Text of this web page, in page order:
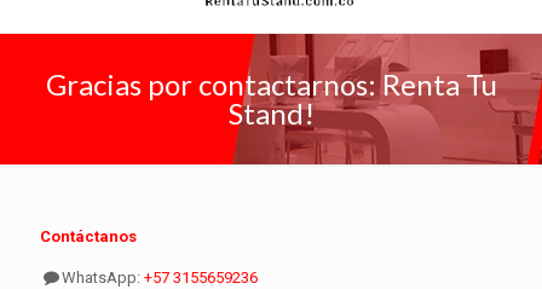
Gracias por contactarnos: Renta Tu
Stand!
Contáctanos
WhatsApp:+57 3155659236